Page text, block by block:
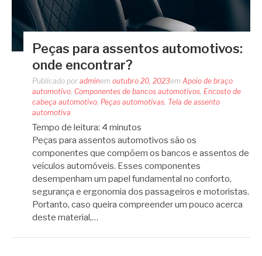
Peças para assentos automotivos:
onde encontrar?
Publicado por adminem outubro 20, 2023em Apoio de braço
automotivo, Componentes de bancos automotivos, Encosto de
cabeça automotivo, Peças automotivas, Tela de assento
automotiva
Tempo de leitura: 4 minutos
Peças para assentos automotivos são os
componentes que compõem os bancos e assentos de
veículos automóveis. Esses componentes
desempenham um papel fundamental no conforto,
segurança e ergonomia dos passageiros e motoristas.
Portanto, caso queira compreender um pouco acerca
deste material,…